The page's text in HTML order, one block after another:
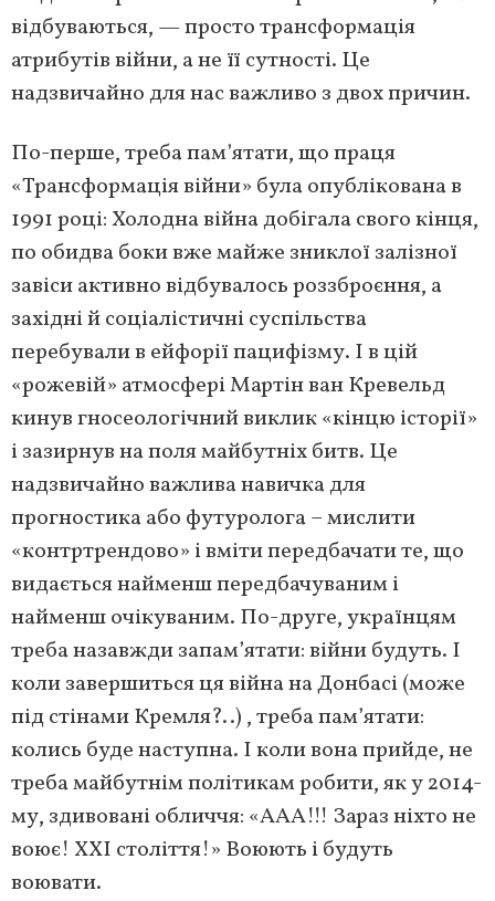
відбуваються, — просто трансформація
атрибутів війни, а не її сутності. Це
надзвичайно для нас важливо з двох причин.
По-перше, треба пам’ятати, що праця
«Трансформація війни» була опублікована в
1991 році: Холодна війна добігала свого кінця,
по обидва боки вже майже зниклої залізної
завіси активно відбувалось роззброєння, а
західні й соціалістичні суспільства
перебували в ейфорії пацифізму. І в цій
«рожевій» атмосфері Мартін ван Кревельд
кинув гносеологічний виклик «кінцю історії»
і зазирнув на поля майбутніх битв. Це
надзвичайно важлива навичка для
прогностика або футуролога – мислити
«контртрендово» і вміти передбачати те, що
видається найменш передбачуваним і
найменш очікуваним. По-друге, українцям
треба назавжди запам’ятати: війни будуть. І
коли завершиться ця війна на Донбасі (може
під стінами Кремля?..) , треба пам’ятати:
колись буде наступна. І коли вона прийде, не
треба майбутнім політикам робити, як у 2014-
му, здивовані обличчя: «ААА!!! Зараз ніхто не
воює! ХХІ століття!» Воюють і будуть
воювати.